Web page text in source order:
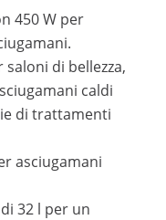
450 W per
di bellezza,
caldi
di trattamenti
asciugamani
32 l per un